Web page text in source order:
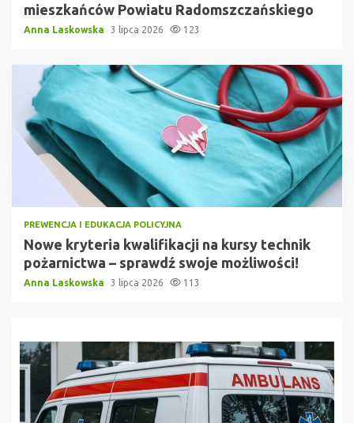
mieszkańców Powiatu Radomszczańskiego
Anna Laskowska 3 lipca 2026 123
PREWENCJA I EDUKACJA POLICYJNA
Nowe kryteria kwalifikacji na kursy technik
pożarnictwa – sprawdź swoje możliwości!
Anna Laskowska 3 lipca 2026 113